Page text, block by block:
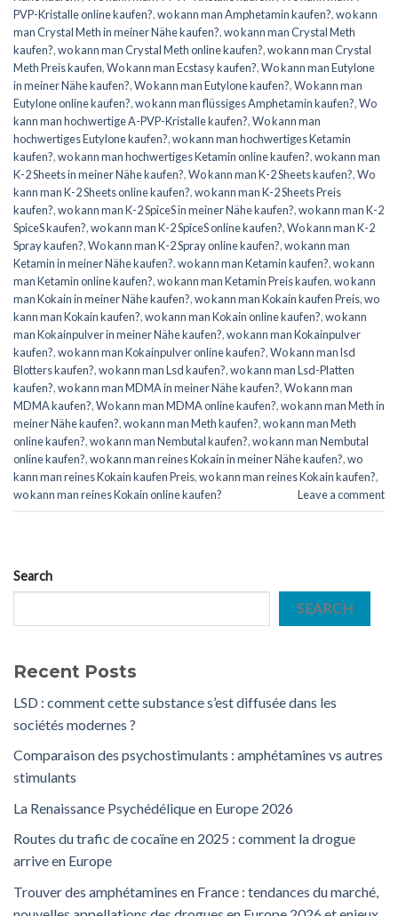
PVP-Kristalle online kaufen?,wo kann man Amphetamin kaufen?,wo kann
man Crystal Meth in meiner Nähe kaufen?,wo kann man Crystal Meth
kaufen?,wo kann man Crystal Meth online kaufen?,wo kann man Crystal
Meth Preis kaufen,Wo kann man Ecstasy kaufen?,Wo kann man Eutylone
in meiner Nähe kaufen?,Wo kann man Eutylone kaufen?,Wo kann man
Eutylone online kaufen?,wo kann man flüssiges Amphetamin kaufen?,Wo
kann man hochwertige A-PVP-Kristalle kaufen?,Wo kann man
hochwertiges Eutylone kaufen?,wo kann man hochwertiges Ketamin
kaufen?,wo kann man hochwertiges Ketamin online kaufen?,wo kann man
K-2 Sheets in meiner Nähe kaufen?,Wo kann man K-2 Sheets kaufen?,Wo
kann man K-2 Sheets online kaufen?,wo kann man K-2 Sheets Preis
kaufen?,wo kann man K-2 SpiceS in meiner Nähe kaufen?,wo kann man K-2
SpiceS kaufen?,wo kann man K-2 SpiceS online kaufen?,Wo kann man K-2
Spray kaufen?,Wo kann man K-2 Spray online kaufen?,wo kann man
Ketamin in meiner Nähe kaufen?,wo kann man Ketamin kaufen?,wo kann
man Ketamin online kaufen?,wo kann man Ketamin Preis kaufen,wo kann
man Kokain in meiner Nähe kaufen?,wo kann man Kokain kaufen Preis,wo
kann man Kokain kaufen?,wo kann man Kokain online kaufen?,wo kann
man Kokainpulver in meiner Nähe kaufen?,wo kann man Kokainpulver
kaufen?,wo kann man Kokainpulver online kaufen?,Wo kann man lsd
Blotters kaufen?,wo kann man Lsd kaufen?,wo kann man Lsd-Platten
kaufen?,wo kann man MDMA in meiner Nähe kaufen?,Wo kann man
MDMA kaufen?,Wo kann man MDMA online kaufen?,wo kann man Meth in
meiner Nähe kaufen?,wo kann man Meth kaufen?,wo kann man Meth
online kaufen?,wo kann man Nembutal kaufen?,wo kann man Nembutal
online kaufen?,wo kann man reines Kokain in meiner Nähe kaufen?,wo
kann man reines Kokain kaufen Preis,wo kann man reines Kokain kaufen?,
wo kann man reines Kokain online kaufen?
Leave a comment
Search
SEARCH
Recent Posts
LSD : comment cette substance s’est diffusée dans les
sociétés modernes ?
Comparaison des psychostimulants : amphétamines vs autres
stimulants
La Renaissance Psychédélique en Europe 2026
Routes du trafic de cocaïne en 2025 : comment la drogue
arrive en Europe
Trouver des amphétamines en France : tendances du marché,